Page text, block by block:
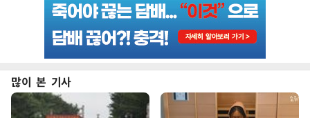
많이 본 기사